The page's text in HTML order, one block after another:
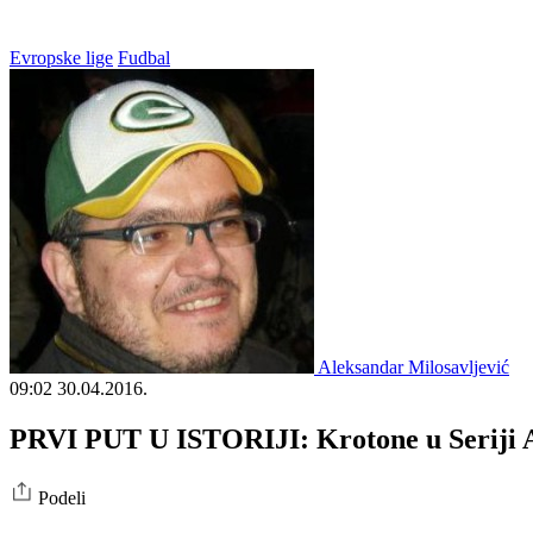
Evropske lige Fudbal
Aleksandar Milosavljević
09:02 30.04.2016.
PRVI PUT U ISTORIJI: Krotone u Seriji
Podeli